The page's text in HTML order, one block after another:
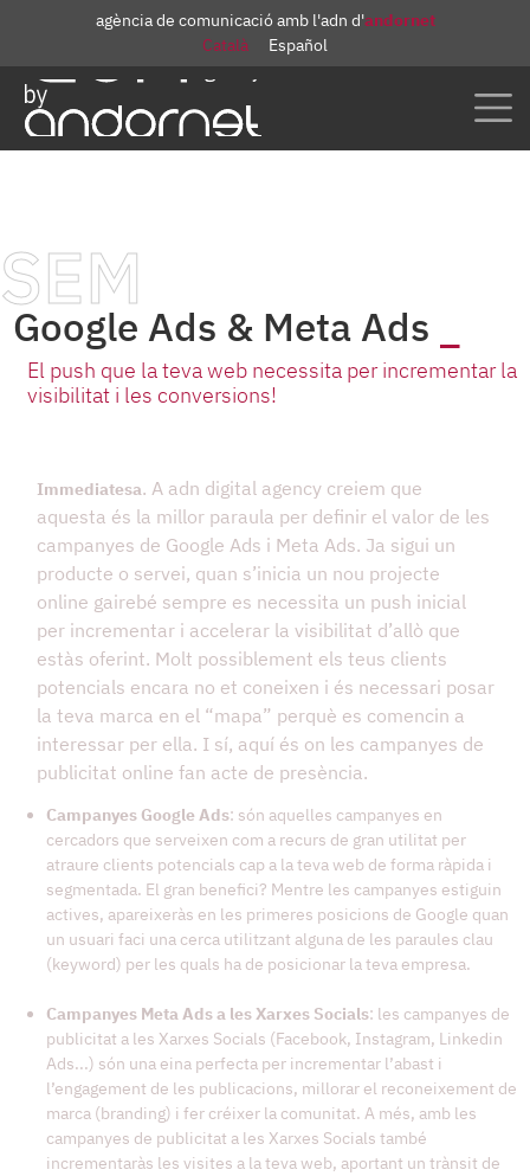
agència de comunicació amb l'adn d'andornet
Català
Español
Google Ads & Meta Ads
El push que la teva web necessita per incrementar la
visibilitat i les conversions!
SEM
Immediatesa. A adn digital agency creiem que
aquesta és la millor paraula per definir el valor de les
campanyes de Google Ads i Meta Ads. Ja sigui un
producte o servei, quan s’inicia un nou projecte
online gairebé sempre es necessita un push inicial
per incrementar i accelerar la visibilitat d’allò que
estàs oferint. Molt possiblement els teus clients
potencials encara no et coneixen i és necessari posar
la teva marca en el “mapa” perquè es comencin a
interessar per ella. I sí, aquí és on les campanyes de
publicitat online fan acte de presència.
Campanyes Google Ads: són aquelles campanyes en
cercadors que serveixen com a recurs de gran utilitat per
atraure clients potencials cap a la teva web de forma ràpida i
segmentada. El gran benefici? Mentre les campanyes estiguin
actives, apareixeràs en les primeres posicions de Google quan
un usuari faci una cerca utilitzant alguna de les paraules clau
(keyword) per les quals ha de posicionar la teva empresa.
Campanyes Meta Ads a les Xarxes Socials: les campanyes de
publicitat a les Xarxes Socials (Facebook, Instagram, Linkedin
Ads...) són una eina perfecta per incrementar l’abast i
l’engagement de les publicacions, millorar el reconeixement de
marca (branding) i fer créixer la comunitat. A més, amb les
campanyes de publicitat a les Xarxes Socials també
incrementaràs les visites a la teva web, aportant un trànsit de